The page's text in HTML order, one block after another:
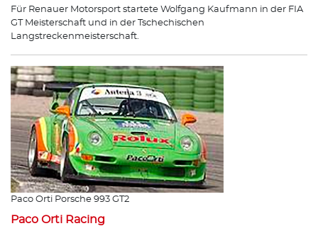
Für Renauer Motorsport startete Wolfgang Kaufmann in der FIA
GT Meisterschaft und in der Tschechischen
Langstreckenmeisterschaft.
Paco Orti Porsche 993 GT2
Paco Orti Racing